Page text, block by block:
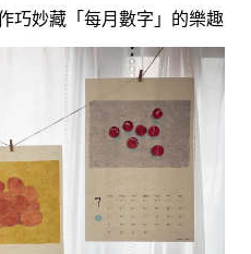
巧妙藏「每月數字」的樂趣